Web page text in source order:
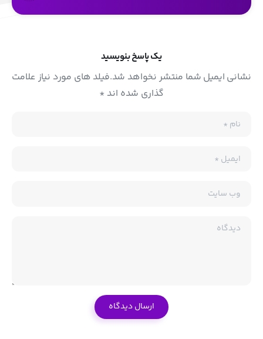
یک پاسخ بنویسید
نشانی ایمیل شما منتشر نخواهد شد.فیلد های مورد نیاز علامت
گذاری شده اند *
نام*
ایمیل *
وب سایت
دیدگاه